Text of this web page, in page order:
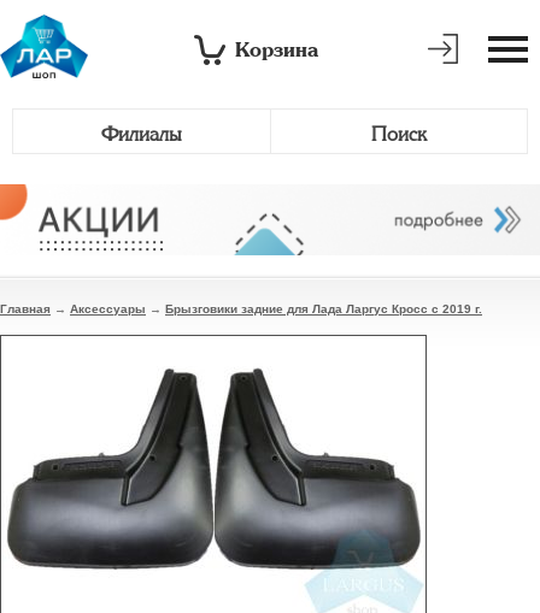
Корзина
Филиалы Поиск
Главная → Аксессуары → Брызговики задние для Лада Ларгус Кросс с 2019 г.